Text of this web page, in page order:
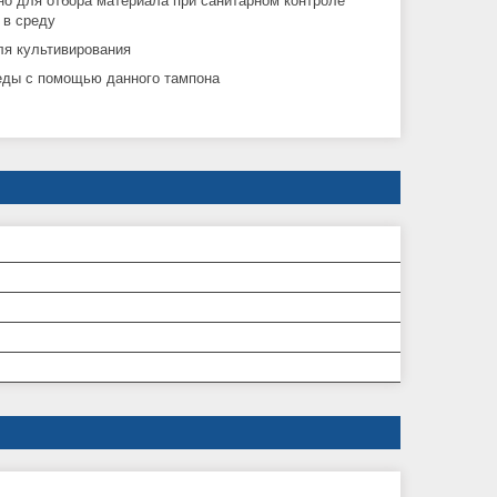
в среду
с помощью данного тампона